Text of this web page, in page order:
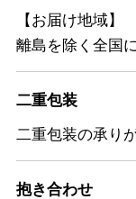
【お届け地域】
離島を除く全国
二重包装
二重包装の承り
抱き合わせ